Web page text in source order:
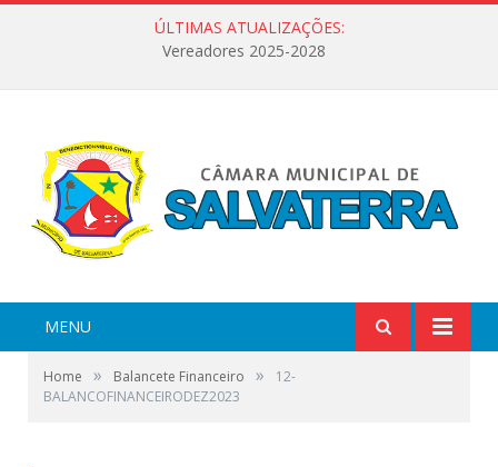
ÚLTIMAS ATUALIZAÇÕES:
Vereadores 2025-2028
MENU
Home » Balancete Financeiro »
12-
BALANCOFINANCEIRODEZ2023